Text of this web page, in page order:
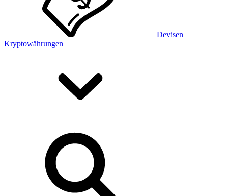
Devisen
Kryptowährungen